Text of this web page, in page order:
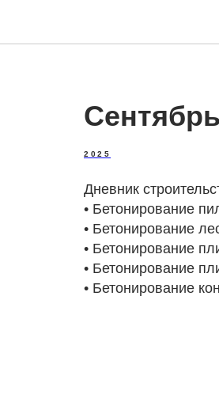
2025
Дневник
•⁠ ⁠Бетонирование
•⁠ ⁠Бетонирование
•⁠ ⁠Бетонирование
•⁠ ⁠Бетонирование
•⁠ ⁠Бетонирование